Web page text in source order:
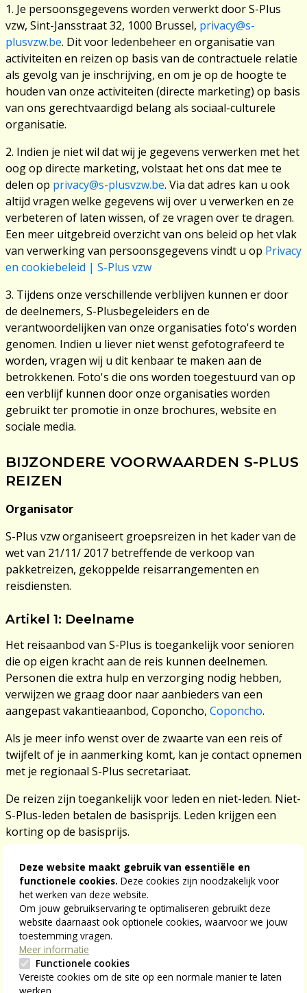
1. Je persoonsgegevens worden verwerkt door S-Plus
vzw, Sint-Jansstraat 32, 1000 Brussel, privacy@s-
plusvzw.be. Dit voor ledenbeheer en organisatie van
activiteiten en reizen op basis van de contractuele relatie
als gevolg van je inschrijving, en om je op de hoogte te
houden van onze activiteiten (directe marketing) op basis
van ons gerechtvaardigd belang als sociaal-culturele
organisatie.
2. Indien je niet wil dat wij je gegevens verwerken met het
oog op directe marketing, volstaat het ons dat mee te
delen op privacy@s-plusvzw.be. Via dat adres kan u ook
altijd vragen welke gegevens wij over u verwerken en ze
verbeteren of laten wissen, of ze vragen over te dragen.
Een meer uitgebreid overzicht van ons beleid op het vlak
van verwerking van persoonsgegevens vindt u op Privacy
en cookiebeleid | S-Plus vzw
3. Tijdens onze verschillende verblijven kunnen er door
de deelnemers, S-Plusbegeleiders en de
verantwoordelijken van onze organisaties foto's worden
genomen. Indien u liever niet wenst gefotografeerd te
worden, vragen wij u dit kenbaar te maken aan de
betrokkenen. Foto's die ons worden toegestuurd van op
een verblijf kunnen door onze organisaties worden
gebruikt ter promotie in onze brochures, website en
sociale media.
BIJZONDERE VOORWAARDEN S-PLUS
REIZEN
Organisator
S-Plus vzw organiseert groepsreizen in het kader van de
wet van 21/11/ 2017 betreffende de verkoop van
pakketreizen, gekoppelde reisarrangementen en
reisdiensten.
Artikel 1: Deelname
Het reisaanbod van S-Plus is toegankelijk voor senioren
die op eigen kracht aan de reis kunnen deelnemen.
Personen die extra hulp en verzorging nodig hebben,
verwijzen we graag door naar aanbieders van een
aangepast vakantieaanbod, Coponcho, Coponcho.
Als je meer info wenst over de zwaarte van een reis of
twijfelt of je in aanmerking komt, kan je contact opnemen
met je regionaal S-Plus secretariaat.
De reizen zijn toegankelijk voor leden en niet-leden. Niet-
S-Plus-leden betalen de basisprijs. Leden krijgen een
korting op de basisprijs.
Artikel 2:Inschrijving, voorschot en betaling
1. Inschrijven kanvia verschillende kanalen.
Via het regionaal S-Plus secretariaat
Via de online inschrijvingsprocedure op
plusvzw.be
2. Je inschrijving is pas definitief na betaling van het
Deze website maakt gebruik van essentiële en
functionele cookies. Deze cookies zijn noodzakelijk voor
het werken van deze website.
Om jouw gebruikservaring te optimaliseren gebruikt deze
website daarnaast ook optionele cookies, waarvoor we jouw
toestemming vragen.
Meer informatie
Functionele cookies
Vereiste cookies om de site op een normale manier te laten